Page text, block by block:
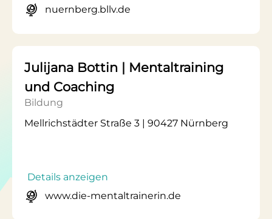
nuernberg.bllv.de
Julijana Bottin | Mentaltraining
und Coaching
Bildung
Mellrichstädter Straße 3 | 90427 Nürnberg
Details anzeigen
www.die-mentaltrainerin.de